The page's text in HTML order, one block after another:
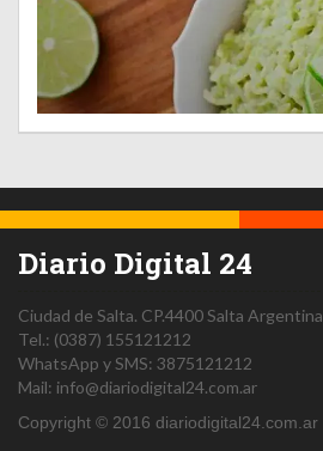
Diario Digital 24
Ciudad de Salta. CP.4400Salta Argentina
Tel.: (0387) 155121212
WhatsApp y SMS: 3875121212
Mail: info@diariodigital24.com.ar
Copyright © 2016 diariodigital24.com.ar